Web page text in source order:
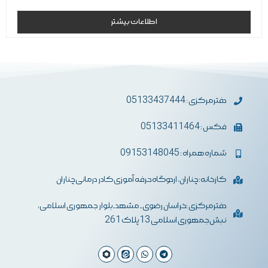
از
5
اطلاعات بیشتر
دفترمرکزی : 05133437444
فکس : 05133411464
شماره همراه : 09153148045
کارخانه: چناران، اردوگاه حرفه آموزی کادر درمانی چناران
دفترمرکزی :خراسان رضوی- مشهد-بلوار جمهوری اسلامی،
نبش جمهوری اسلامی 13 پلاک 261